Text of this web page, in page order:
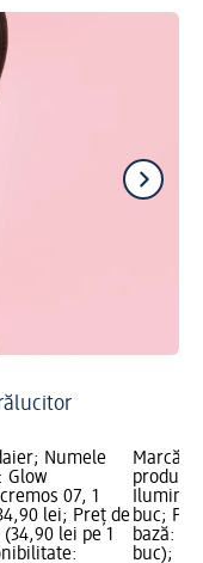
Numele
Glow
07, 1
lei; Preț de
lei pe 1
Marcă:
buc;
bază: 1
buc);